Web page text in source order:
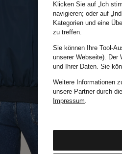
Klicken Sie auf „Ich
navigieren; oder auf
Kategorien und eine
zu treffen.
Sie können Ihre Tool-
unserer Webseite). Der
und Ihrer Daten. Sie
Weitere Informationen
unsere Partner durch
Impressum.